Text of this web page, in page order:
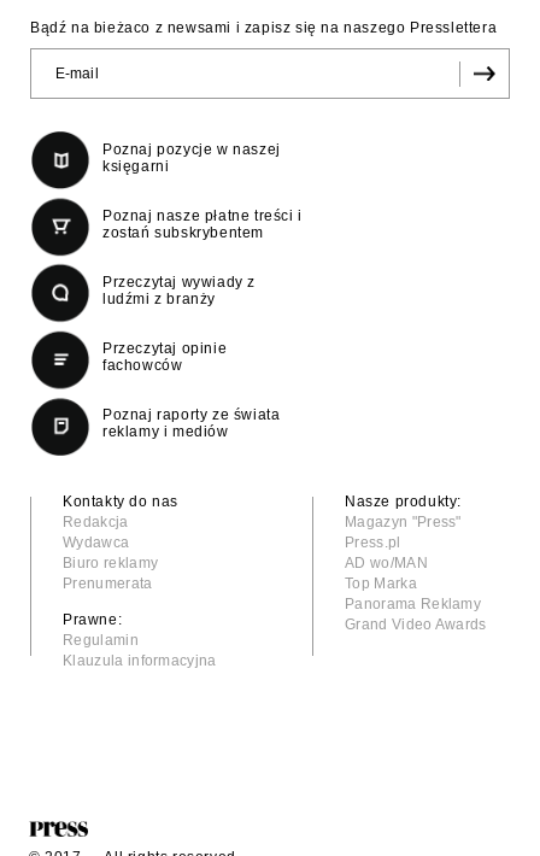
Bądź na bieżaco z newsami i zapisz się na naszego Presslettera
Poznaj pozycje w naszej
księgarni
Poznaj nasze płatne treści i
zostań subskrybentem
Przeczytaj wywiady z
ludźmi z branży
Przeczytaj opinie
fachowców
Poznaj raporty ze świata
reklamy i mediów
Kontakty do nas
Redakcja
Wydawca
Biuro reklamy
Prenumerata
Prawne:
Regulamin
Klauzula informacyjna
Nasze produkty:
Magazyn "Press"
Press.pl
AD wo/MAN
Top Marka
Panorama Reklamy
Grand Video Awards